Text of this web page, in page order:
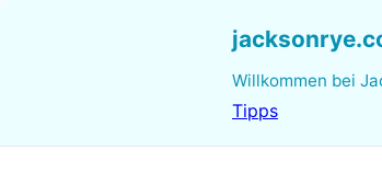
Willkommen bei
Tipps